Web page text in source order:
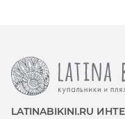
LATINABIKINI.RU